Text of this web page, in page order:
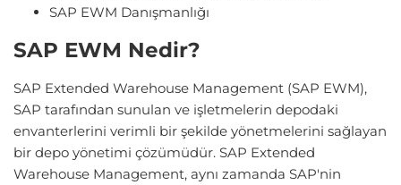
SAP EWM Danışmanlığı
SAP EWM Nedir?
SAP Extended Warehouse Management (SAP EWM),
SAP tarafından sunulan ve işletmelerin depodaki
envanterlerini verimli bir şekilde yönetmelerini sağlayan
bir depo yönetimi çözümüdür. SAP Extended
Warehouse Management, aynı zamanda SAP'nin